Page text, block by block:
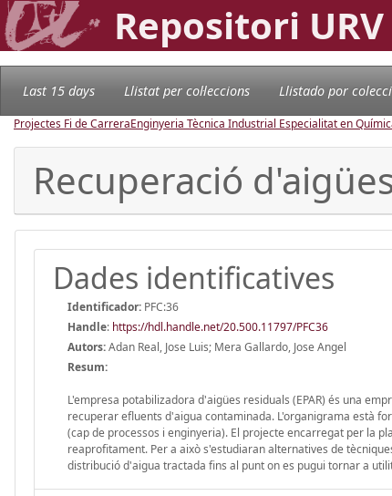
Repositori URV
Last 15 days Llistat per col·leccions Llistado por
Projectes Fi de CarreraEnginyeria Tècnica Industrial Especialitat en
Recuperació
Dades identificatives
Identificador: PFC:36
Handle: https://hdl.handle.net/20.500.11797/PFC36
Autors:Adan Real, Jose Luis; Mera Gallardo, Jose Angel
Resum:
L'empresa potabilizadora d'aigües residuals (EPAR) és una
recuperar efluents d'aigua contaminada. L'organigrama està
(cap de processos i enginyeria). El projecte encarregat per la
reaprofitament. Per a això s'estudiaran alternatives de
distribució d'aigua tractada fins al punt on es pugui tornar a